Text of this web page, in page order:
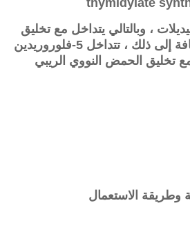
، وبالتالي يتداخل مع تخليق
إلى ذلك ، تتداخل
5-فلوروريدين
تخليق الحمض النووي الريبي
وطريقة الاستعمال